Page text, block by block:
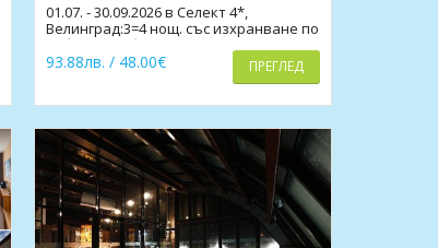
01.07. - 30.09.2026 в Селект 4*,
Велинград:3=4 нощ. със изхранване по
избор, СПА, басейн,
93.88лв. / 48.00€ ПРЕГЛЕД